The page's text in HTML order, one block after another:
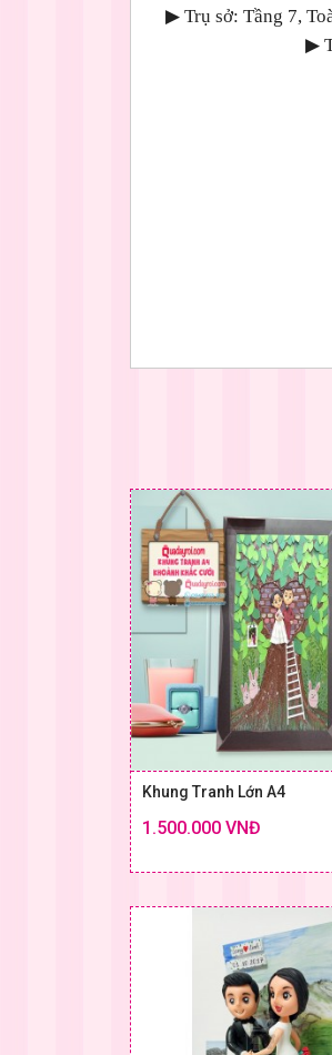
▶Trụ sở: Tầng 7,
▶
Khung Tranh Lớn A4
1.500.000 VNĐ